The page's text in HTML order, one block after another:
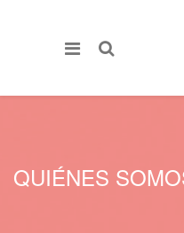
QUIÉNES